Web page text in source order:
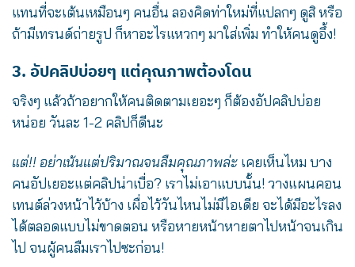
แทนที่จะเต้นเหมือนๆ คนอื่น ลองคิดท่าใหม่ที่แปลกๆ ดูสิ หรือ
ถ้ามีเทรนด์ถ่ายรูป ก็หาอะไรแหวกๆ มาใส่เพิ่ม ทำให้คนดูอึ้ง!
3. อัปคลิปบ่อยๆ แต่คุณภาพต้องโดน
จริงๆ แล้วถ้าอยากให้คนติดตามเยอะๆ ก็ต้องอัปคลิปบ่อย
หน่อย วันละ 1-2 คลิปก็ดีนะ
แต่!! อย่าเน้นแต่ปริมาณจนลืมคุณภาพล่ะ เคยเห็นไหม บาง
คนอัปเยอะแต่คลิปน่าเบื่อ? เราไม่เอาแบบนั้น! วางแผนคอน
เทนต์ล่วงหน้าไว้บ้าง เผื่อไว้วันไหนไม่มีไอเดีย จะได้มีอะไรลง
ได้ตลอดแบบไม่ขาดตอน หรือหายหน้าหายตาไปหน้าจนเกิน
ไป จนผู้คนลืมเราไปซะก่อน!